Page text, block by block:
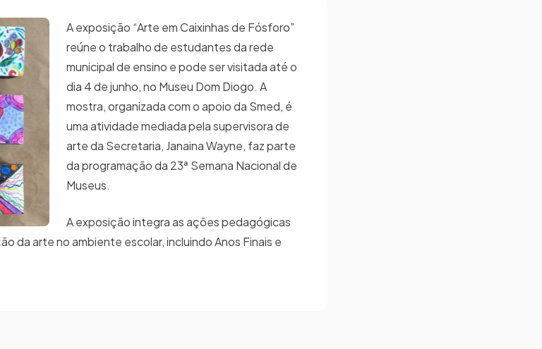
A exposição “Arte em Caixinhas de Fósforo”
reúne o trabalho de estudantes da rede
municipal de ensino e pode ser visitada até o
dia 4 de junho, no Museu Dom Diogo. A
mostra, organizada com o apoio da Smed, é
uma atividade mediada pela supervisora de
arte da Secretaria, Janaina Wayne, faz parte
da programação da 23ª Semana Nacional de
Museus.
A exposição integra as ações pedagógicas
da arte no ambiente escolar, incluindo Anos Finais e